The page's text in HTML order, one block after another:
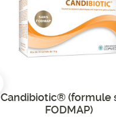
Candibiotic® (formule
FODMAP)